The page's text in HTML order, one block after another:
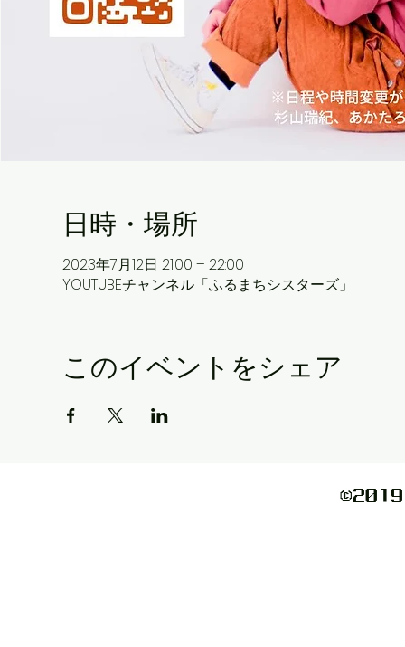
日時・場所
2023年7月12日 21:00 – 22:00
YOUTUBEチャンネル「ふるまちシスターズ」
このイベントをシェア
©️2019